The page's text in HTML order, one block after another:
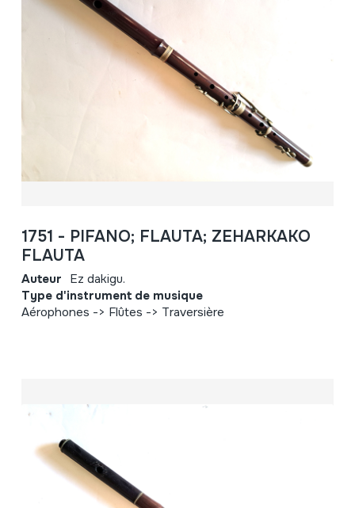
1751 - PIFANO; FLAUTA; ZEHARKAKO
FLAUTA
Auteur Ez dakigu.
Type d'instrument de musique
Aérophones -> Flûtes -> Traversière